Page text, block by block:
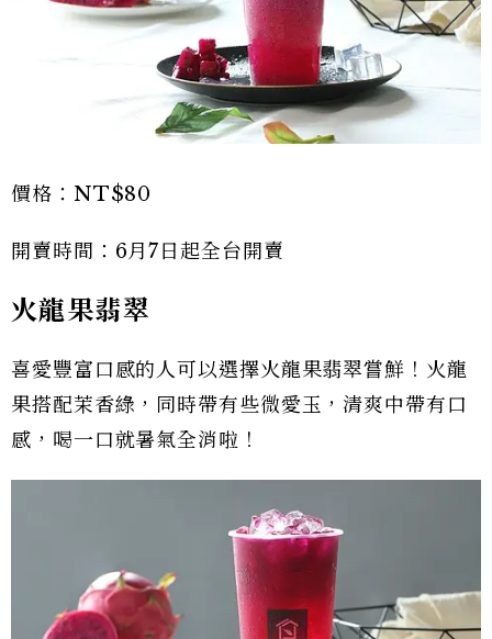
價格：NT$80
開賣時間：6月7日起全台開賣
火龍果翡翠
喜愛豐富口感的人可以選擇火龍果翡翠嘗鮮！火龍
果搭配茉香綠，同時帶有些微愛玉，清爽中帶有口
感，喝一口就暑氣全消啦！